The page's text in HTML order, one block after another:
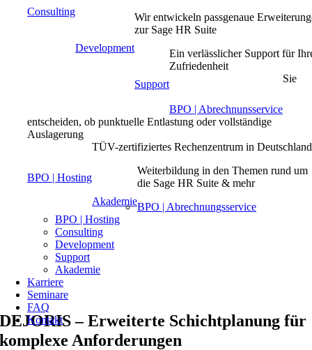
Consulting
Development
Wir entwickeln passgenaue
zur Sage HR Suite
Support
Ein verlässlicher Support für
Zufriedenheit
BPO | Abrechnunsservice
Sie
entscheiden, ob punktuelle Entlastung oder vollständige
Auslagerung
BPO | Hosting
TÜV-zertifiziertes Rechenzentrum in Deutschland
Akademie
Weiterbildung in den Themen rund um
die Sage HR Suite & mehr
BPO | Abrechnungsservice
BPO | Hosting
Consulting
Development
Support
Akademie
Karriere
Seminare
FAQ
Kontakt
DEJORIS – Erweiterte Schichtplanung für
komplexe Anforderungen